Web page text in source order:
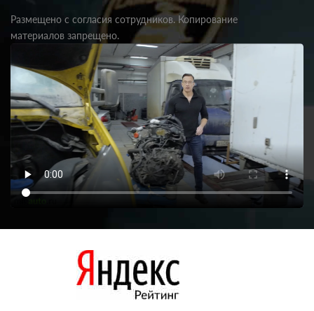
Размещено с согласия сотрудников. Копирование
материалов запрещено.